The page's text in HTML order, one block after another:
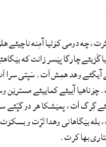
چه دومی کۆٹیا آمِنه ناچیئے
گَڑیئے چارگا پێسر زانت که
آیگئے وهد همِش اَت. سَپتی سرا
آییئے کماییئے مسترێن
گِرگ اَت، پمێشکا هر دو گپّئے
بێگاهانی وهدا تَرِّت و
بها کرت.